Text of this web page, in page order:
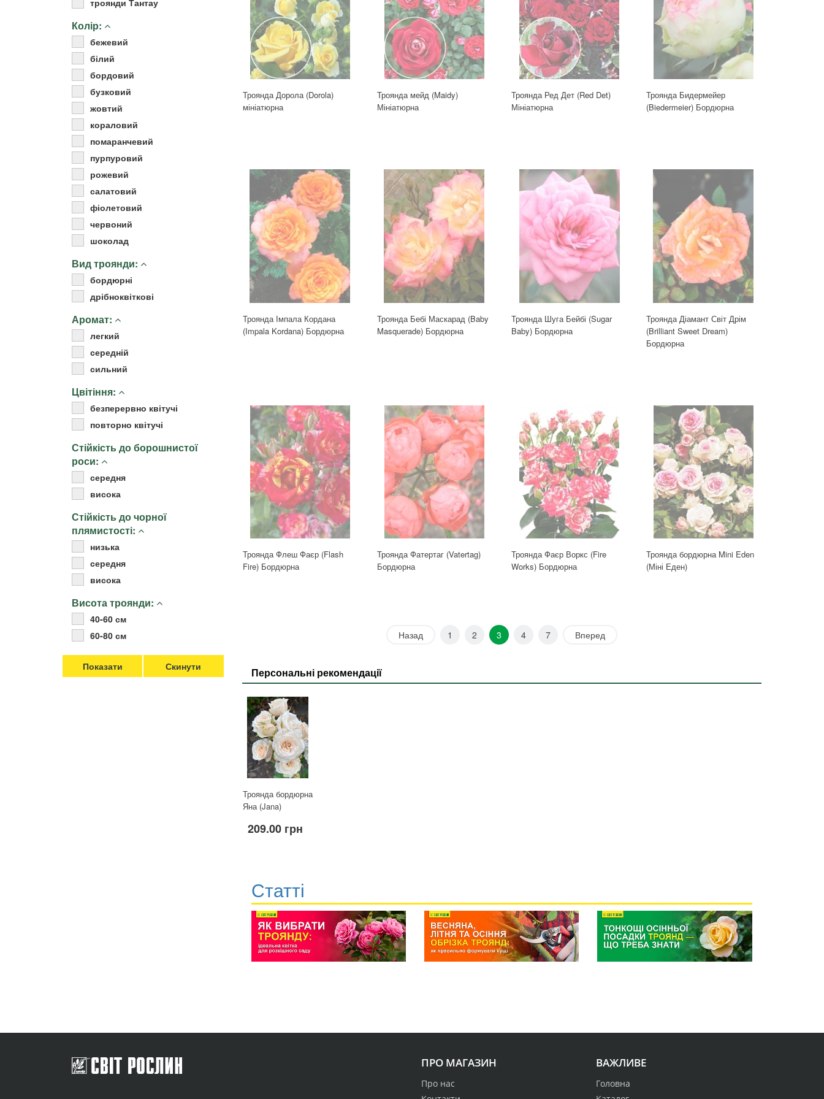
Для ландшафтного дизайну
Для поливу
Інструменти та інвентар
Виноробство
Бджільництво
Садові фігури
Міцелій грибів
Товари для дому
Теплиці і покривний матеріал
Цибулинні і бульби
троянди Тантау
Колір:
бежевий
білий
бордовий
бузковий
жовтий
кораловий
помаранчевий
пурпуровий
рожевий
салатовий
фіолетовий
червоний
шоколад
Вид троянди:
бордюрні
дрібноквіткові
Аромат:
легкий
середній
сильний
Цвітіння:
безперервно квітучі
повторно квітучі
Стійкість до борошнистої
роси:
середня
висока
Стійкість до чорної
плямистості:
низька
середня
висока
Висота троянди:
40-60 см
60-80 см
Троянда Дорола (Dorola)
мініатюрна
Троянда мейд (Maidy)
Мініатюрна
Троянда Ред Дет (Red Det)
Мініатюрна
Троянда Бидермейер
(Biedermeier) Бордюрна
Троянда Імпала Кордана
(Impala Kordana) Бордюрна
Троянда Бебі Маскарад (Baby
Masquerade) Бордюрна
Троянда Шуга Бейбі (Sugar
Baby) Бордюрна
Троянда Діамант Світ Дрім
(Brilliant Sweet Dream)
Бордюрна
Троянда Флеш Фаєр (Flash
Fire) Бордюрна
Троянда Фатертаг (Vatertag)
Бордюрна
Троянда Фаєр Воркс (Fire
Works) Бордюрна
Троянда бордюрна Mini Eden
(Міні Еден)
Назад 1 2 3 4 7 Вперед
Персональні рекомендації
Троянда бордюрна
Яна (Jana)
209.00 грн
Статті
ПРО МАГАЗИН
Про нас
ВАЖЛИВЕ
Головна